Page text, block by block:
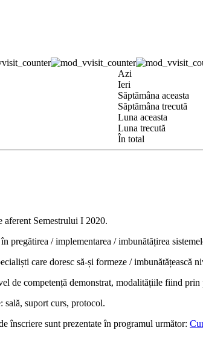
Azi
Ieri
Săptămâna aceasta
Săptămâna trecută
Luna aceasta
Luna trecută
În total
Semestrului I 2020.
pregătirea / implementarea / imbunătățirea
care doresc să-și formeze / imbunătățească
de competență demonstrat, modalitățiile fiind
suport curs, protocol.
înscriere sunt prezentate în programul următor: